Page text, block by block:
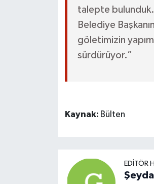
talepte
Belediye
göletimizin
sürdürüyor.”
Kaynak: Bülten
EDITÖR